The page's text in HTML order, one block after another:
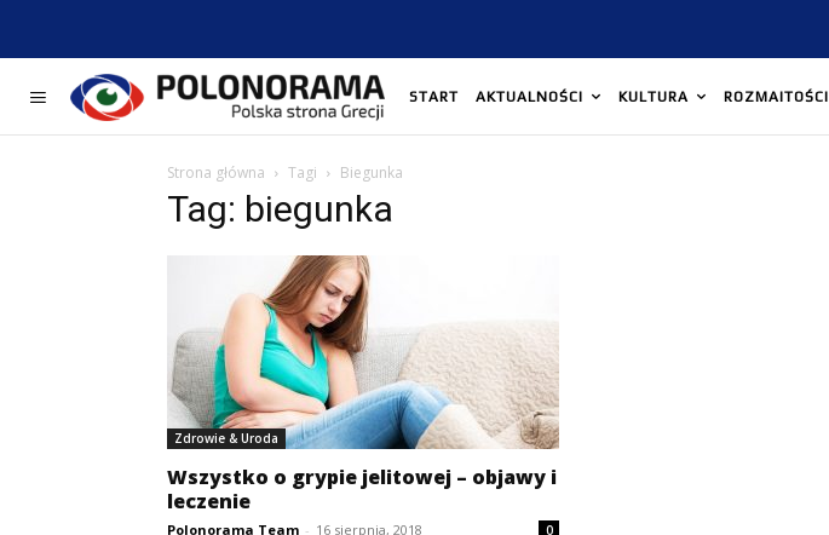
START AKTUALNOŚCI KULTURA ROZMAITOŚCI
Strona główna Tagi Biegunka
Tag: biegunka
Zdrowie & Uroda
Wszystko o grypie jelitowej – objawy i
leczenie
Polonorama Team - 16 sierpnia, 2018 0